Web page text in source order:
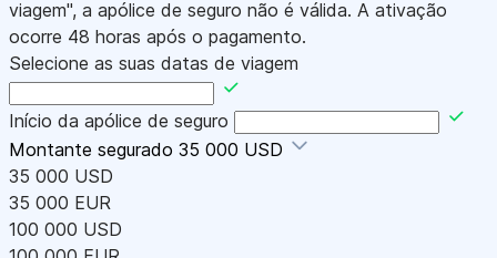
viagem", a apólice de seguro não é válida. A ativação
ocorre 48 horas após o pagamento.
Selecione as suas datas de viagem
Início da apólice de seguro
Montante segurado 35 000 USD
35 000 USD
35 000 EUR
100 000 USD